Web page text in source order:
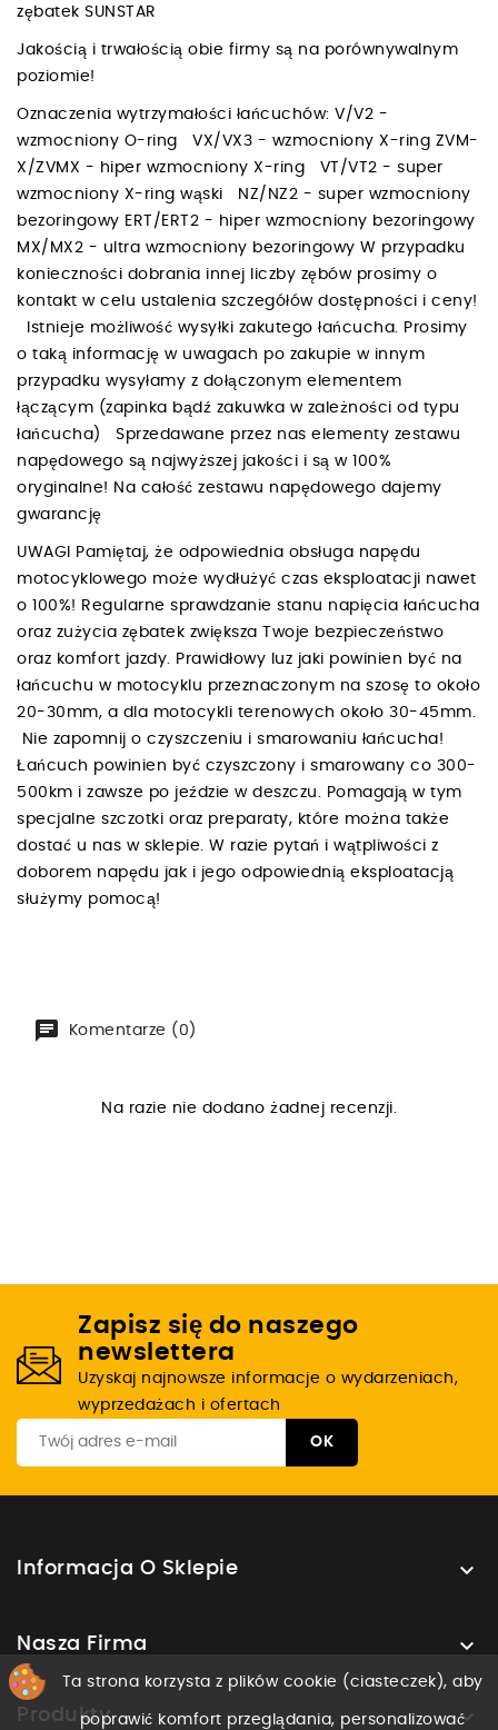
zębatek SUNSTAR
Jakością i trwałością obie firmy są na porównywalnym
poziomie!
Oznaczenia wytrzymałości łańcuchów: V/V2 -
wzmocniony O-ring VX/VX3 - wzmocniony X-ring ZVM-
X/ZVMX - hiper wzmocniony X-ring VT/VT2 - super
wzmocniony X-ring wąski NZ/NZ2 - super wzmocniony
bezoringowy ERT/ERT2 - hiper wzmocniony bezoringowy
MX/MX2 - ultra wzmocniony bezoringowy W przypadku
konieczności dobrania innej liczby zębów prosimy o
kontakt w celu ustalenia szczegółów dostępności i ceny!
Istnieje możliwość wysyłki zakutego łańcucha. Prosimy
o taką informację w uwagach po zakupie w innym
przypadku wysyłamy z dołączonym elementem
łączącym (zapinka bądź zakuwka w zależności od typu
łańcucha) Sprzedawane przez nas elementy zestawu
napędowego są najwyższej jakości i są w 100%
oryginalne! Na całość zestawu napędowego dajemy
gwarancję
UWAGI Pamiętaj, że odpowiednia obsługa napędu
motocyklowego może wydłużyć czas eksploatacji nawet
o 100%! Regularne sprawdzanie stanu napięcia łańcucha
oraz zużycia zębatek zwiększa Twoje bezpieczeństwo
oraz komfort jazdy. Prawidłowy luz jaki powinien być na
łańcuchu w motocyklu przeznaczonym na szosę to około
20-30mm, a dla motocykli terenowych około 30-45mm.
Nie zapomnij o czyszczeniu i smarowaniu łańcucha!
Łańcuch powinien być czyszczony i smarowany co 300-
500km i zawsze po jeździe w deszczu. Pomagają w tym
specjalne szczotki oraz preparaty, które można także
dostać u nas w sklepie. W razie pytań i wątpliwości z
doborem napędu jak i jego odpowiednią eksploatacją
służymy pomocą!
Komentarze (0)
Na razie nie dodano żadnej recenzji.
Zapisz się do naszego
newslettera
Uzyskaj najnowsze informacje o wydarzeniach,
wyprzedażach i ofertach
Informacja O Sklepie 
Nasza Firma 
Produkty 
Ta strona korzysta z plików cookie (ciasteczek), aby
poprawić komfort przeglądania, personalizować